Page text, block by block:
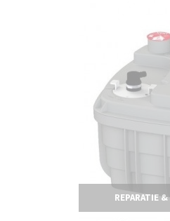
REPARATIE